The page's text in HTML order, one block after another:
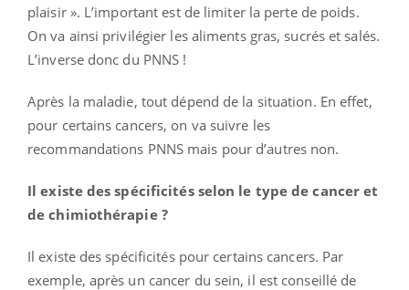
plaisir ». L’important est de limiter la perte de poids.
On va ainsi privilégier les aliments gras, sucrés et salés.
L’inverse donc du PNNS !
Après la maladie, tout dépend de la situation. En effet,
pour certains cancers, on va suivre les
recommandations PNNS mais pour d’autres non.
Il existe des spécificités selon le type de cancer et
de chimiothérapie ?
Il existe des spécificités pour certains cancers. Par
exemple, après un cancer du sein, il est conseillé de